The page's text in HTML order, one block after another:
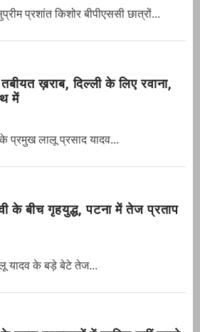
प्रशांत किशोर बीपीएससी छात्रों...
ख़राब, दिल्ली के लिए रवाना,
में
प्रमुख लालू प्रसाद यादव...
के बीच गृहयुद्ध, पटना में तेज प्रताप
यादव के बड़े बेटे तेज...